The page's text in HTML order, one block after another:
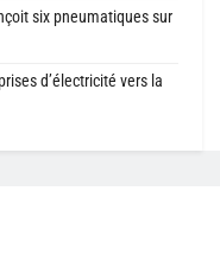
six pneumatiques sur
d’électricité vers la